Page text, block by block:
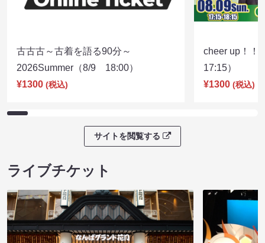
古古古～古着を語る90分～
2026Summer（8/9 18:00）
¥1300 (税込)
cheer up！
17:15）
¥1300 (税込)
サイトを閲覧する
ライブチケット